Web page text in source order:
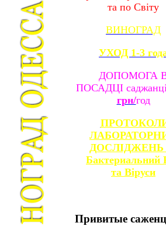
та по Світу
ВИНОГРАД
УХОД 1-3
ДОПОМОГА
ПОСАДЦІ
грн/год
ДОСЛІДЖЕНЬ
Бактериальний
та Віруси
Привитые